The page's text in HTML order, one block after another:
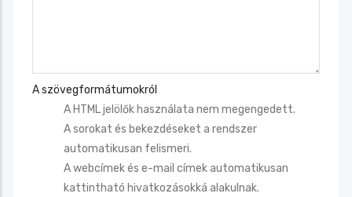
A szövegformátumokról
A HTML jelölők használata nem megengedett.
A sorokat és bekezdéseket a rendszer
automatikusan felismeri.
A webcímek és e-mail címek automatikusan
kattintható hivatkozásokká alakulnak.